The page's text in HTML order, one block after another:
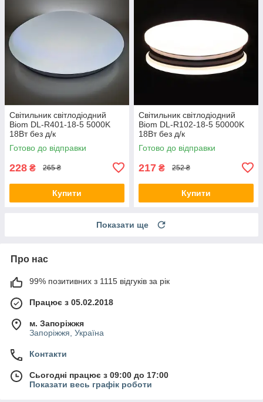
Світильник світлодіодний
Biom DL-R401-18-5 5000K
18Вт без д/к
Готово до відправки
228 ₴ 265 ₴
Купити
Світильник світлодіодний
Biom DL-R102-18-5 50000K
18Вт без д/к
Готово до відправки
217 ₴ 252 ₴
Купити
Показати ще
Про нас
99% позитивних з 1115 відгуків за рік
Працює з 05.02.2018
м. Запоріжжя
Запоріжжя, Україна
Контакти
Сьогодні працює з 09:00 до 17:00
Показати весь графік роботи